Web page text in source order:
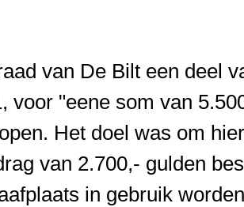
van De Bilt een deel
voor "eene som van
Het doel was om
van 2.700,- gulden
in gebruik